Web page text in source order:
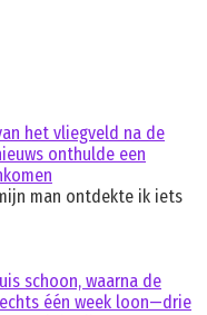
het vliegveld na de
onthulde een
man ontdekte ik iets
schoon, waarna de
één week loon—drie